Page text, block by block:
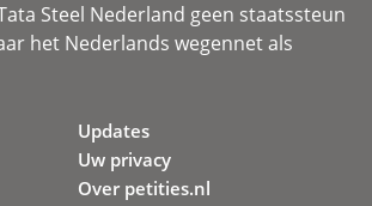
Steel Nederland geen staatssteun
het Nederlands wegennet als
Updates
Uw privacy
Over petities.nl